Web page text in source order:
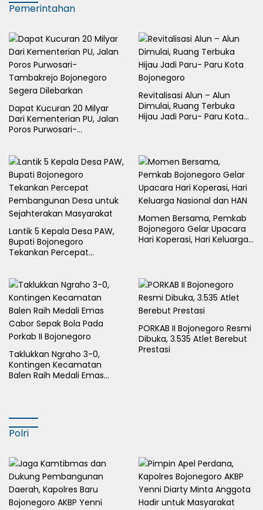
Pemerintahan
Dapat Kucuran 20 Milyar
Dari Kementerian PU, Jalan
Poros Purwosari-
Revitalisasi Alun – Alun
Dimulai, Ruang Terbuka
Hijau Jadi Paru- Paru Kota
Lantik 5 Kepala Desa PAW,
Bupati Bojonegoro
Tekankan Percepat
Momen Bersama, Pemkab
Bojonegoro Gelar Upacara
Hari Koperasi, Hari Keluarga
Taklukkan Ngraho 3-0,
Kontingen Kecamatan
Balen Raih Medali Emas
PORKAB II Bojonegoro Resmi
Dibuka, 3.535 Atlet Berebut
Prestasi
Polri